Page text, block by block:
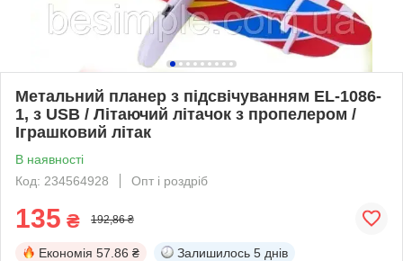
Метальний планер з підсвічуванням EL-1086-
1, з USB / Літаючий літачок з пропелером /
Іграшковий літак
В наявності
Код: 234564928
Опт і роздріб
135 ₴ 192,86 ₴
Економія 57.86 ₴ Залишилось 5 днів